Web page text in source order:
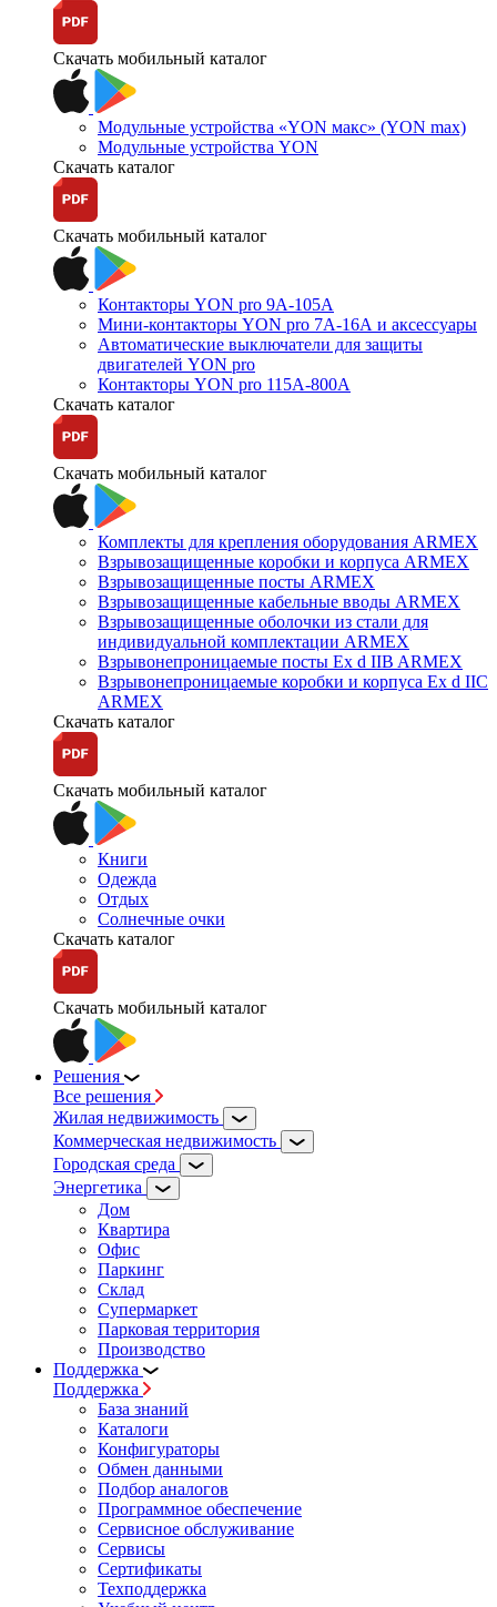
Скачать мобильный каталог
Модульные устройства «YON макс» (YON max)
Модульные устройства YON
Скачать каталог
Скачать мобильный каталог
Контакторы YON pro 9А-105А
Мини-контакторы YON pro 7А-16А и аксессуары
Автоматические выключатели для защиты
двигателей YON pro
Контакторы YON pro 115А-800А
Скачать каталог
Скачать мобильный каталог
Комплекты для крепления оборудования ARMEX
Взрывозащищенные коробки и корпуса ARMEX
Взрывозащищенные посты ARMEX
Взрывозащищенные кабельные вводы ARMEX
Взрывозащищенные оболочки из стали для
индивидуальной комплектации ARMEX
Взрывонепроницаемые посты Ex d IIB ARMEX
Взрывонепроницаемые коробки и корпуса Ex d IIС
ARMEX
Скачать каталог
Скачать мобильный каталог
Книги
Одежда
Отдых
Солнечные очки
Скачать каталог
Скачать мобильный каталог
Решения
Все решения
Жилая недвижимость
Коммерческая недвижимость
Городская среда
Энергетика
Дом
Квартира
Офис
Паркинг
Склад
Супермаркет
Парковая территория
Производство
Поддержка
Поддержка
База знаний
Каталоги
Конфигураторы
Обмен данными
Подбор аналогов
Программное обеспечение
Сервисное обслуживание
Сервисы
Сертификаты
Техподдержка